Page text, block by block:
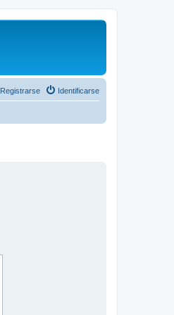
Identificarse
Registrarse